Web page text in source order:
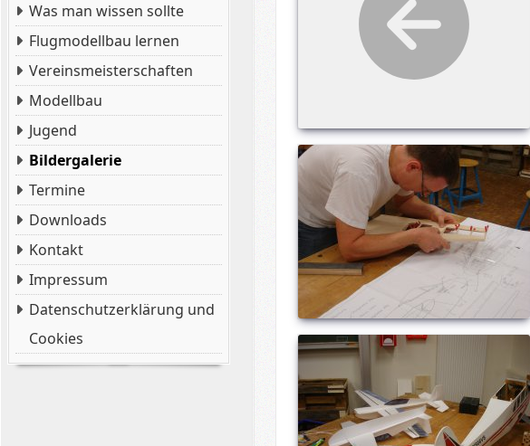
Was man wissen sollte
Flugmodellbau lernen
Vereinsmeisterschaften
Modellbau
Jugend
Bildergalerie
Termine
Downloads
Kontakt
Impressum
Datenschutzerklärung und
Cookies